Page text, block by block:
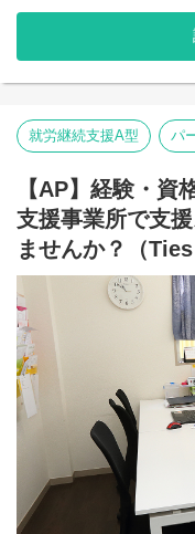
弊社グループでは2つの
⇒障がい者の方々と雇用
【就労継続支援B型事業所
⇒障がい者の方々とは非
利用者さんと様々な話
就労までのお手伝いをし
おります。
就労施設でのサービス管
・個別支援計画の作成一
いきます。）
・利用者さん、ご両親、
・相談員、事業所支援員
・その他、付随する業務
弊社グループのサービス
て働き安い環境を整え業
・支援費請求は行いま
記録のチェックのみです
・個別支援計画、ケー
就労継続支援A型 パ
【AP】経験・
支援事業所で支
ませんか？（